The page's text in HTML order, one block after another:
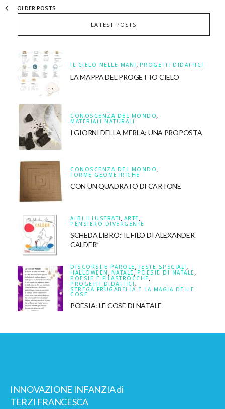
OLDER POSTS
LATEST POSTS
IL CIELO NELLE MANI , PROGETTI DIDATTICI
LA MAPPA DEL PROGETTO CIELO
CONOSCENZA DEL MONDO,
MATERIALI NATURALI
I GIORNI DELLA MERLA: UNA PROPOSTA
CONOSCENZA DEL MONDO,
FORME GEOMETRICHE
CON UN QUADRATO DI CARTONE
ALBI ILLUSTRATI , ARTE ,
PENSIERO DIVERGENTE
SCHEDA LIBRO:”IL FILO DI ALEXANDER
CALDER”
DISCORSI E PAROLE , FESTE SPECIALI ,
HALLOWEEN , NATALE , POESIE DI NATALE ,
POESIE E FILASTROCCHE ,
PROGETTI DIDATTICI,
STREGA FRUGABELLA E LA MAGIA DELLE
COSE
POESIA: LE COSE DI NATALE
INNOVAZIONE INFANZIA di
TERZI FRANCESCA